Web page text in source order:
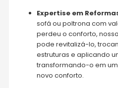
Expertise em
sofá ou poltrona com
perdeu o conforto,
pode revitalizá-lo,
estruturas e aplicando
transformando-o em
novo conforto.